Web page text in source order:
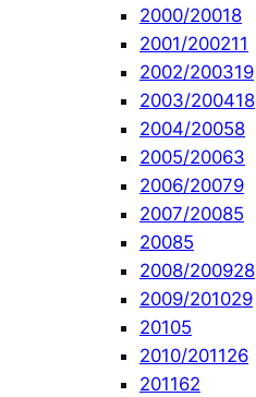
2000/20018
2001/200211
2002/200319
2003/200418
2004/20058
2005/20063
2006/20079
2007/20085
20085
2008/200928
2009/201029
20105
2010/201126
201162